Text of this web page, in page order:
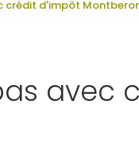
crédit d'impôt
avec